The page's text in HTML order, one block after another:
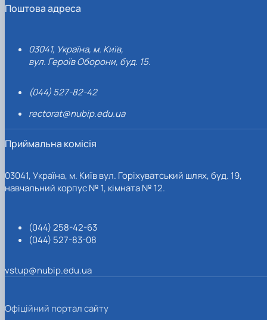
Поштова адреса
03041, Україна, м. Київ,
вул. Героїв Оборони, буд. 15.
(044) 527-82-42
rectorat@nubip.edu.ua
Приймальна комісія
03041, Україна, м. Київ вул. Горіхуватський шлях, буд. 19,
навчальний корпус № 1, кімната № 12.
(044) 258-42-63
(044) 527-83-08
vstup@nubip.edu.ua
Офіційний портал сайту